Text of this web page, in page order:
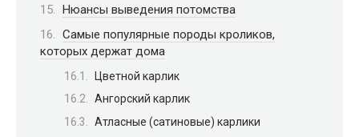
Нюансы выведения потомства
Самые популярные породы кроликов,
которых держат дома
Цветной карлик
Ангорский карлик
Атласные (сатиновые) карлики